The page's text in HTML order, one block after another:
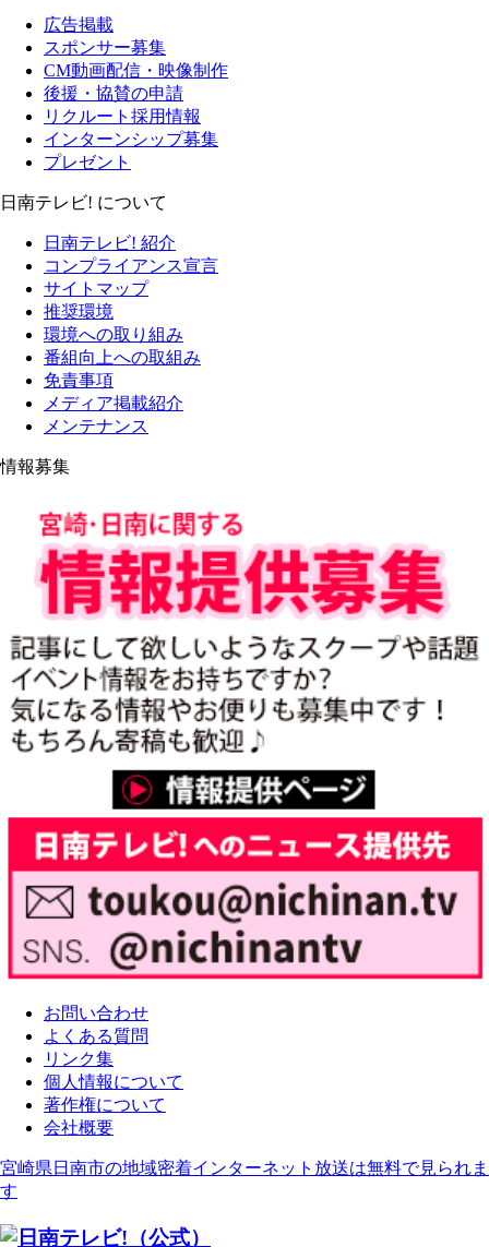
広告掲載
スポンサー募集
CM動画配信・映像制作
後援・協賛の申請
リクルート採用情報
インターンシップ募集
プレゼント
日南テレビ! について
日南テレビ! 紹介
コンプライアンス宣言
サイトマップ
推奨環境
環境への取り組み
番組向上への取組み
免責事項
メディア掲載紹介
メンテナンス
情報募集
お問い合わせ
よくある質問
リンク集
個人情報について
著作権について
会社概要
宮崎県日南市の地域密着インターネット放送は無料で見られま
す